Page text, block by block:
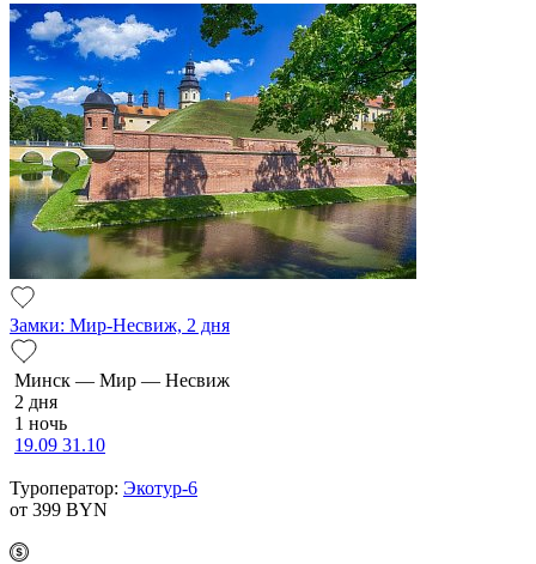
Замки: Мир-Несвиж, 2 дня
Минск — Мир — Несвиж
2 дня
1 ночь
19.09 31.10
Туроператор: Экотур-6
от 399 BYN